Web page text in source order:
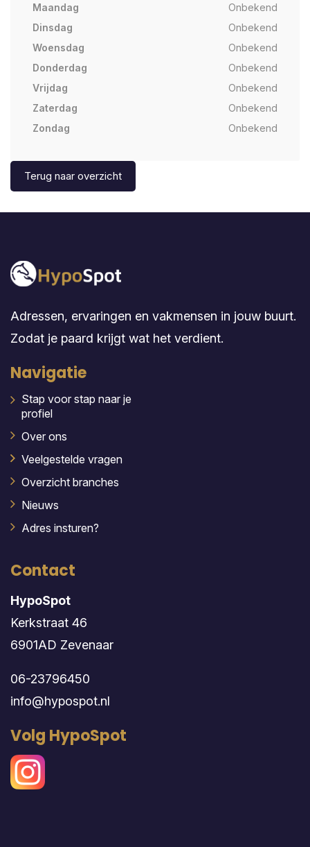
Maandag
Onbekend
Dinsdag
Onbekend
Woensdag
Onbekend
Donderdag
Onbekend
Vrijdag
Onbekend
Zaterdag
Onbekend
Zondag
Onbekend
Terug naar overzicht
Adressen, ervaringen en vakmensen in jouw buurt.
Zodat je paard krijgt wat het verdient.
Navigatie
Stap voor stap naar je
profiel
Over ons
Veelgestelde vragen
Overzicht branches
Nieuws
Adres insturen?
Contact
HypoSpot
Kerkstraat 46
6901AD Zevenaar
06-23796450
info@hypospot.nl
Volg HypoSpot